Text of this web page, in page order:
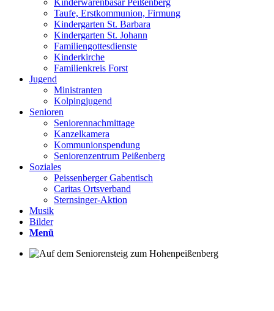
Kinderwarenbasar Peißenberg
Taufe, Erstkommunion, Firmung
Kindergarten St. Barbara
Kindergarten St. Johann
Familiengottesdienste
Kinderkirche
Familienkreis Forst
Jugend
Ministranten
Kolpingjugend
Senioren
Seniorennachmittage
Kanzelkamera
Kommunionspendung
Seniorenzentrum Peißenberg
Soziales
Peissenberger Gabentisch
Caritas Ortsverband
Sternsinger-Aktion
Musik
Bilder
Menü